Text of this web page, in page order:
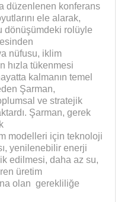
düzenlenen konferans
ele alarak,
dönüşümdeki rolüyle
nüfusu, iklim
hızla tükenmesi
kalmanın temel
Şarman,
ve stratejik
Şarman, gerek
modelleri için teknoloji
yenilenebilir enerji
edilmesi, daha az su,
üretim
olan gerekliliğe